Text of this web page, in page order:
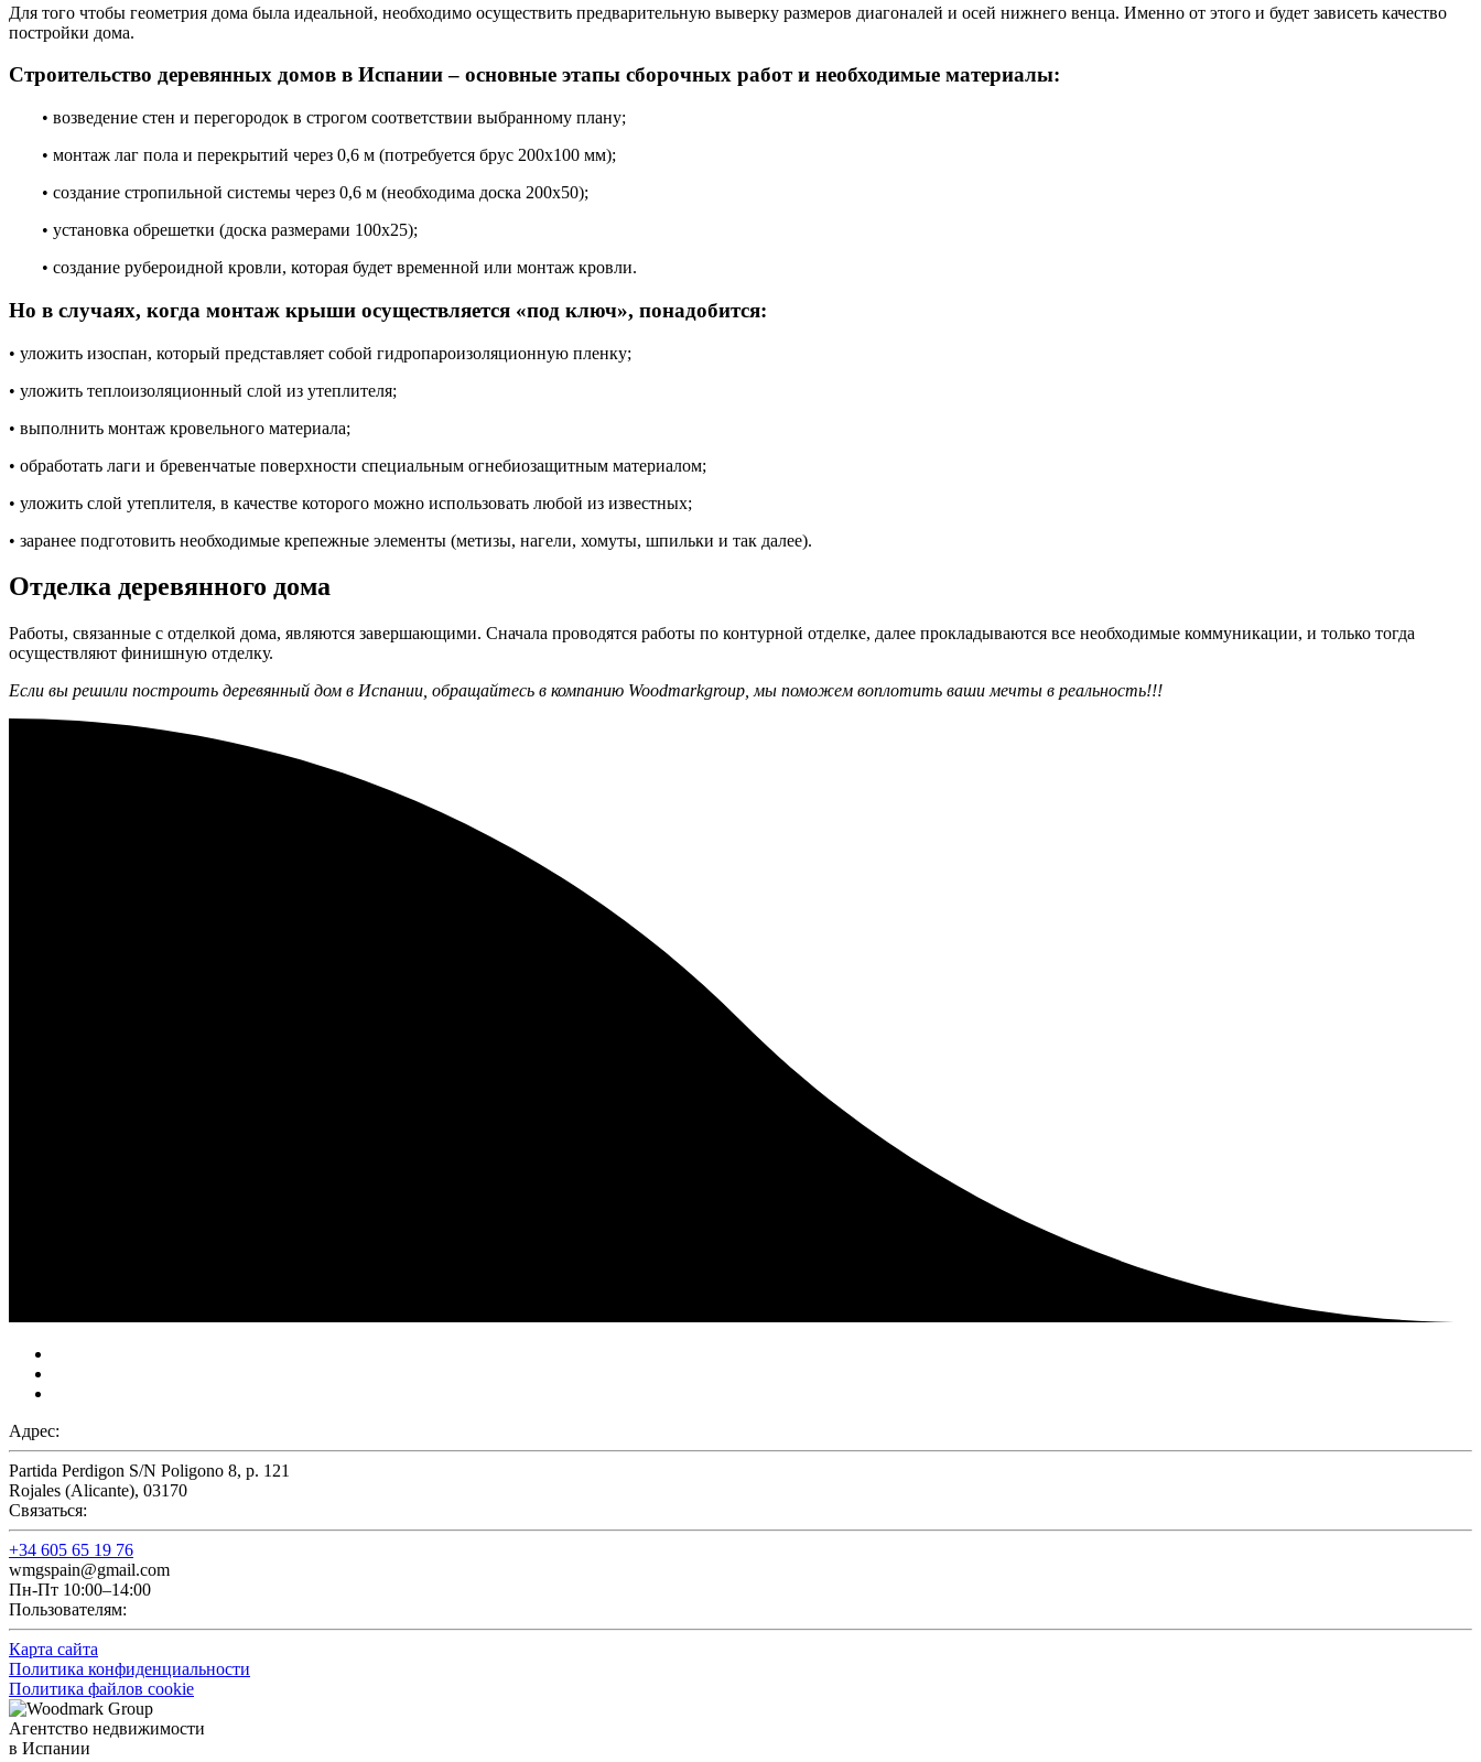
Для того чтобы геометрия дома была идеальной, необходимо осуществить предварительную выверку размеров диагоналей и осей нижнего венца. Именно от этого и будет зависеть качество
постройки дома.
Строительство деревянных домов в Испании – основные этапы сборочных работ и необходимые материалы:
• возведение стен и перегородок в строгом соответствии выбранному плану;
• монтаж лаг пола и перекрытий через 0,6 м (потребуется брус 200х100 мм);
• создание стропильной системы через 0,6 м (необходима доска 200х50);
• установка обрешетки (доска размерами 100х25);
• создание рубероидной кровли, которая будет временной или монтаж кровли.
Но в случаях, когда монтаж крыши осуществляется «под ключ», понадобится:
• уложить изоспан, который представляет собой гидропароизоляционную пленку;
• уложить теплоизоляционный слой из утеплителя;
• выполнить монтаж кровельного материала;
• обработать лаги и бревенчатые поверхности специальным огнебиозащитным материалом;
• уложить слой утеплителя, в качестве которого можно использовать любой из известных;
• заранее подготовить необходимые крепежные элементы (метизы, нагели, хомуты, шпильки и так далее).
Отделка деревянного дома
Работы, связанные с отделкой дома, являются завершающими. Сначала проводятся работы по контурной отделке, далее прокладываются все необходимые коммуникации, и только тогда
осуществляют финишную отделку.
Если вы решили построить деревянный дом в Испании, обращайтесь в компанию Woodmarkgroup, мы поможем воплотить ваши мечты в реальность!!!
Адрес:
Partida Perdigon S/N Poligono 8, p. 121
Rojales (Alicante), 03170
Связаться:
+34 605 65 19 76
wmgspain@gmail.com
Пн-Пт 10:00–14:00
Пользователям:
Карта сайта
Политика конфиденциальности
Политика файлов cookie
Агентство недвижимости
в Испании